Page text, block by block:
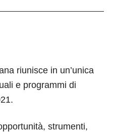
riunisce in un’unica
e programmi di
strumenti,